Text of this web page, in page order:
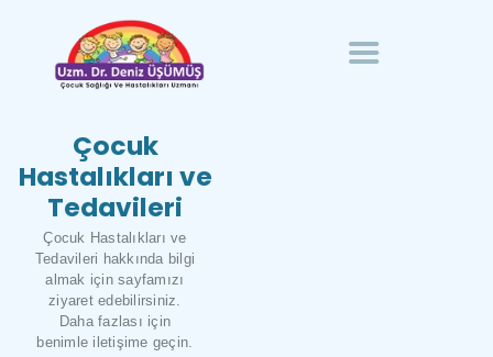
Çocuk
Hastalıkları ve
Tedavileri
Çocuk Hastalıkları ve
Tedavileri hakkında bilgi
almak için sayfamızı
ziyaret edebilirsiniz.
Daha fazlası için
benimle iletişime geçin.
UZM. DR. DENIZ ÜŞÜMÜŞ
Çocuk Sağlığı ve Hastalıkları Uzmanı
ANASAYFA
ÇOCUK
HASTALIKLARINDA
HAKKIMDA
İLETIŞIM
TÜRKÇE